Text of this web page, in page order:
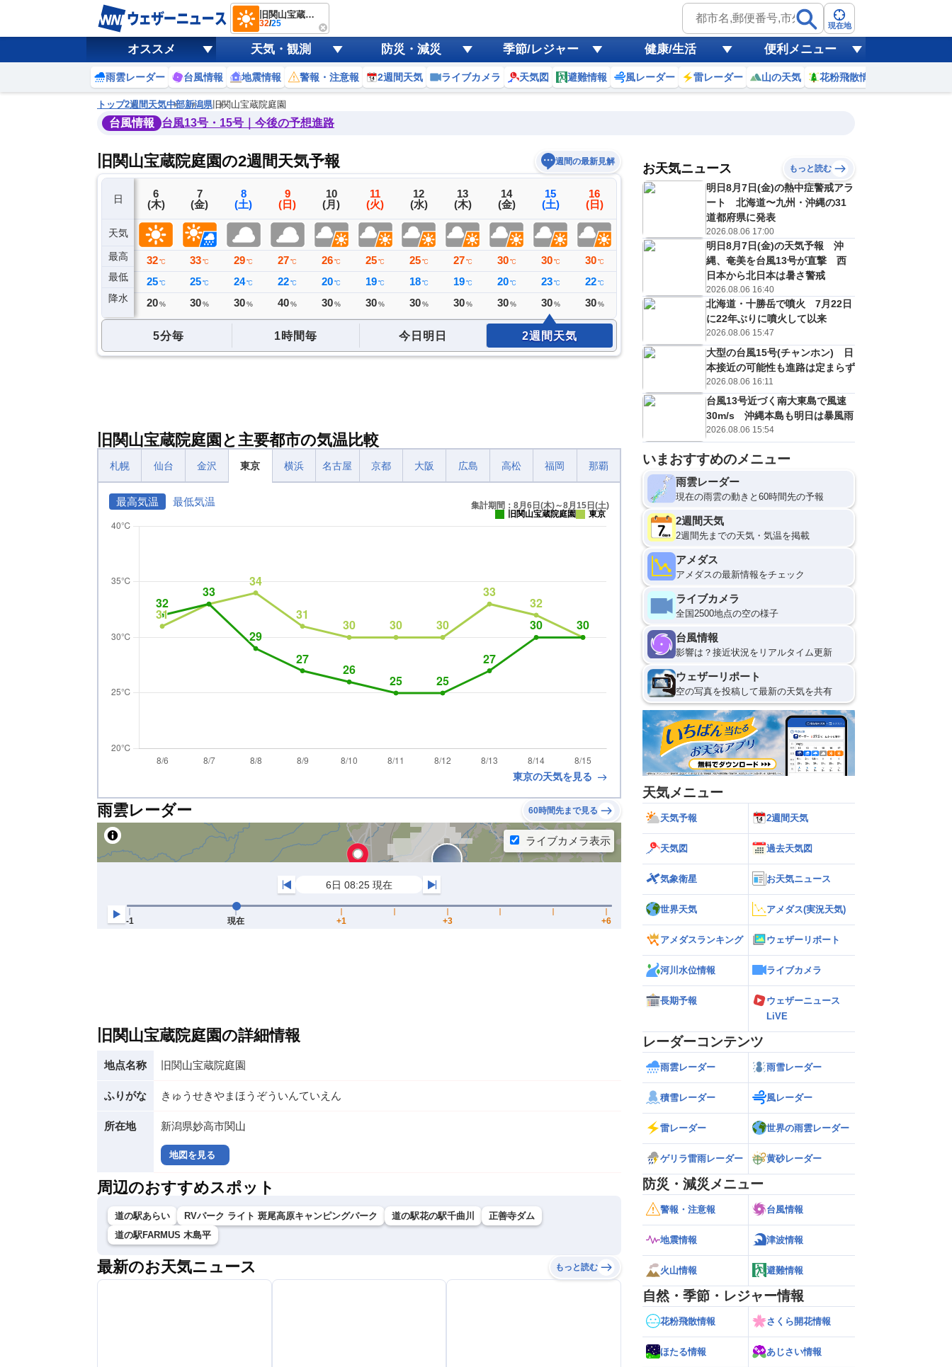
旧関山宝蔵院庭園
32/25 現在地
オススメ 天気・観測 防災・減災 季節/レジャー 健康/生活 便利メニュー
雨雲レーダー 台風情報 地震情報 警報・注意報 2週間天気 ライブカメラ 天気図 避難情報 風レーダー 雷レーダー 山の天気 花粉飛散情報
トップ2週間天気中部新潟県旧関山宝蔵院庭園
台風情報 台風13号・15号｜今後の予想進路
旧関山宝蔵院庭園の2週間天気予報 週間の最新見解
日
天気
最高
最低
降水
5
(水)
31℃
22℃
ミリ
6
(木)
32 ℃
25 ℃
20 %
7
(金)
33 ℃
25 ℃
30 %
8
(土)
29 ℃
24℃
30 %
9
(日)
27 ℃
22 ℃
40 %
10
(月)
26℃
20℃
30%
11
(火)
25℃
19℃
30%
12
(水)
25℃
18℃
30%
13
(木)
27℃
19℃
30%
14
(金)
30 ℃
20 ℃
30 %
15
(土)
30 ℃
23 ℃
30 %
16
(日)
30 ℃
22 ℃
30 %
17
%
19
(水)
E
29℃
22℃
30%
20
(木)
D
28℃
21 ℃
30%
予報の
信頼度
B
C
D
E
低
5分毎 1時間毎 今日明日 2週間天気
旧関山宝蔵院庭園と主要都市の気温比較
札幌 仙台 金沢 東京 横浜 名古屋 京都 大阪 広島 高松 福岡 那覇
最高気温 最低気温
集計期間：8月6日(木)～8月15日(土)
旧関山宝蔵院庭園
東京
東京の天気を見る
雨雲レーダー 60時間先まで見る
旧関山宝蔵院庭園の詳細情報
地点名称 旧関山宝蔵院庭園
ふりがな きゅうせきやまほうぞういんていえん
所在地 新潟県妙高市関山
地図を見る
周辺のおすすめスポット
道の駅あらい RVパーク ライト 斑尾高原キャンピングパーク 道の駅花の駅千曲川
正善寺ダム
道の駅FARMUS 木島平
最新のお天気ニュース もっと読む
お天気ニュース もっと読む
明日8月7日(金)の熱中症警戒アラ
ート 北海道〜九州・沖縄の31
道都府県に発表
2026.08.06 17:00
明日8月7日(金)の天気予報 沖
縄、奄美を台風13号が直撃 西
日本から北日本は暑さ警戒
2026.08.06 16:40
北海道・十勝岳で噴火 7月22日
に22年ぶりに噴火して以来
2026.08.06 15:47
大型の台風15号(チャンホン) 日
本接近の可能性も進路は定まらず
2026.08.06 16:11
台風13号近づく南大東島で風速
30m/s 沖縄本島も明日は暴風雨
2026.08.06 15:54
いまおすすめのメニュー
雨雲レーダー
現在の雨雲の動きと60時間先の予報
2週間天気
2週間先までの天気・気温を掲載
アメダス
アメダスの最新情報をチェック
ライブカメラ
全国2500地点の空の様子
台風情報
影響は？接近状況をリアルタイム更新
ウェザーリポート
空の写真を投稿して最新の天気を共有
天気メニュー
天気予報 2週間天気
天気図 過去天気図
気象衛星 お天気ニュース
世界天気 アメダス(実況天気)
アメダスランキング ウェザーリポート
河川水位情報 ライブカメラ
長期予報
ウェザーニュース
LiVE
レーダーコンテンツ
雨雲レーダー 雨雪レーダー
積雪レーダー 風レーダー
雷レーダー 世界の雨雲レーダー
ゲリラ雷雨レーダー 黄砂レーダー
防災・減災メニュー
警報・注意報 台風情報
地震情報 津波情報
火山情報 避難情報
自然・季節・レジャー情報
花粉飛散情報 さくら開花情報
ほたる情報 あじさい情報